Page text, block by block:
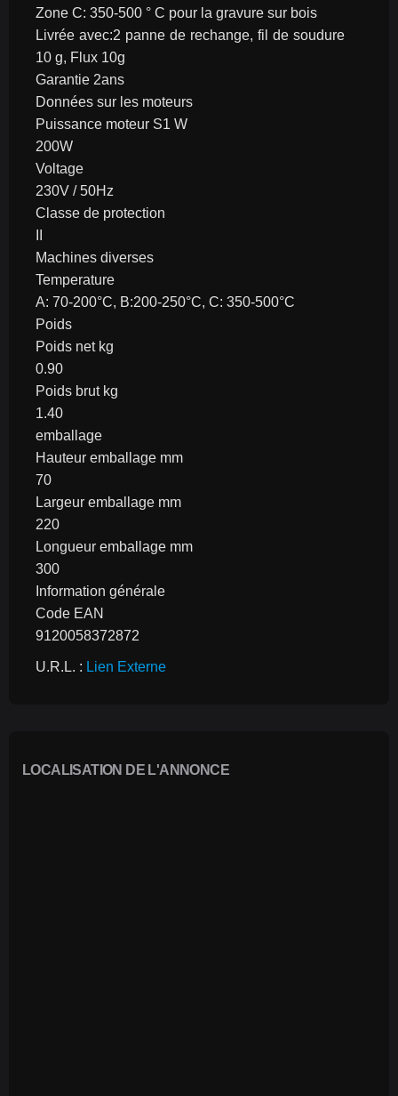
Zone C: 350-500 ° C pour la gravure sur bois
Livrée avec:2 panne de rechange, fil de soudure
10 g, Flux 10g
Garantie 2ans
Données sur les moteurs
Puissance moteur S1 W
200W
Voltage
230V / 50Hz
Classe de protection
Machines diverses
Temperature
A: 70-200°C, B:200-250°C, C: 350-500°C
Poids
Poids net kg
0.90
Poids brut kg
1.40
emballage
Hauteur emballage mm
70
Largeur emballage mm
220
Longueur emballage mm
300
Information générale
Code EAN
9120058372872
U.R.L. : Lien Externe
LOCALISATION DE L'ANNONCE